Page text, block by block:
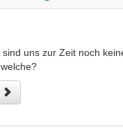
uns zur Zeit noch